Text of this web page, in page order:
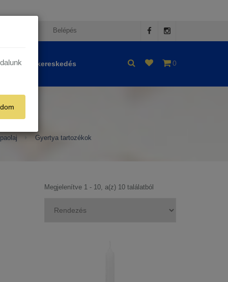
Belépés
0
Nagykereskedés
Gyertya tartozékok
Megjelenítve 1 - 10, a(z) 10 találatból